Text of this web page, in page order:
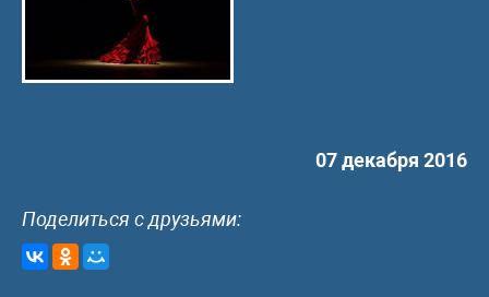
07 декабря 2016
Поделиться с друзьями: